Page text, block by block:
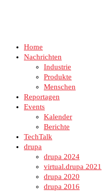
Home
Nachrichten
Industrie
Produkte
Menschen
Reportagen
Events
Kalender
Berichte
TechTalk
drupa
drupa 2024
virtual.drupa 2021
drupa 2020
drupa 2016